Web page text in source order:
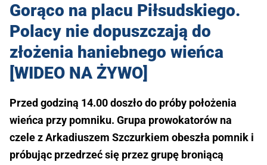
Gorąco na placu Piłsudskiego.
Polacy nie dopuszczają do
złożenia haniebnego wieńca
[WIDEO NA ŻYWO]
Przed godziną 14.00 doszło do próby położenia
wieńca przy pomniku. Grupa prowokatorów na
czele z Arkadiuszem Szczurkiem obeszła pomnik i
próbując przedrzeć się przez grupę broniącą